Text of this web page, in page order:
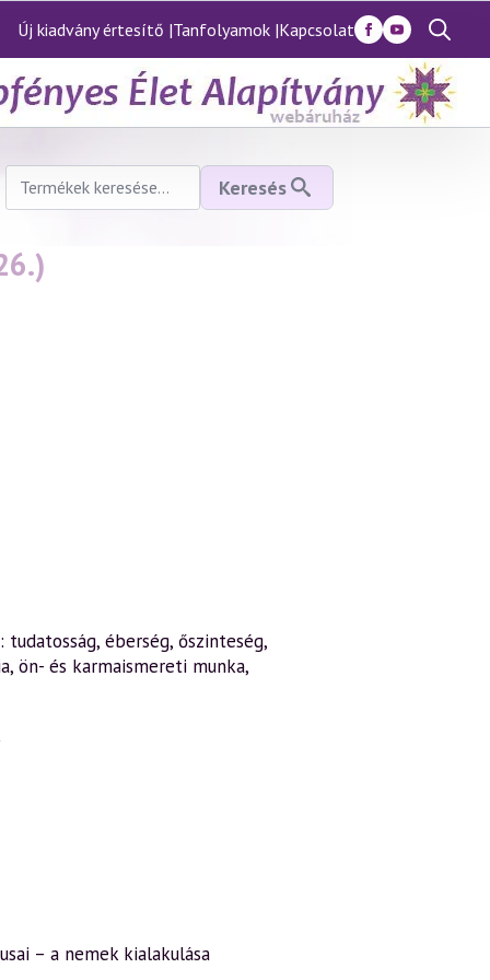
Új kiadvány értesítő |Tanfolyamok |Kapcsolat
Search
for:
Keresés
következőre:
Keresés
éberség, őszinteség,
ön- és karmaismereti munka,
– a nemek kialakulása